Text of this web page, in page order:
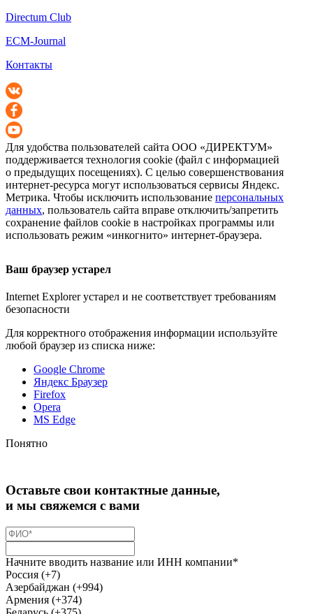
Directum Club
ECM-Journal
Контакты
Для удобства пользователей сайта ООО «ДИРЕКТУМ»
поддерживается технология cookie (файл с информацией
о предыдущих посещениях). С целью совершенствования
интернет-ресурса могут использоваться сервисы Яндекс.
Метрика. Чтобы исключить использование персональных
данных, пользователь сайта вправе отключить/запретить
сохранение файлов cookie в настройках программы или
использовать режим «инкогнито» интернет-браузера.
Ваш браузер устарел
Internet Explorer устарел и не соответствует требованиям
безопасности
Для корректного отображения информации используйте
любой браузер из списка ниже:
Google Chrome
Яндекс Браузер
Firefox
Opera
MS Edge
Понятно
Оставьте свои контактные данные,
и мы свяжемся с вами
Начните вводить название или ИНН компании*
Россия (+7)
Азербайджан (+994)
Армения (+374)